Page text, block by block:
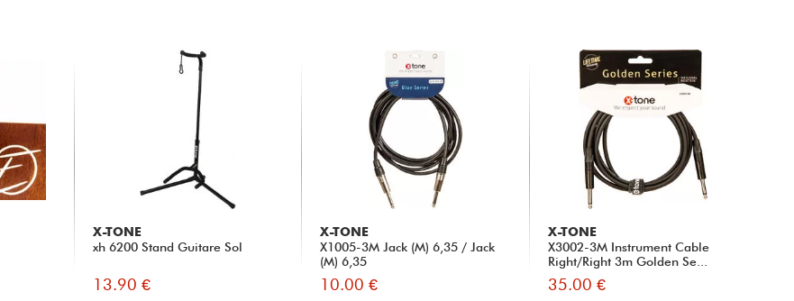
X-TONE
xh 6200 Stand Guitare Sol
13.90 €
X-TONE
X1005-3M Jack (M) 6,35 / Jack
(M) 6,35
10.00 €
X-TONE
X3002-3M Instrument Cable
Right/Right 3m Golden Se...
35.00 €